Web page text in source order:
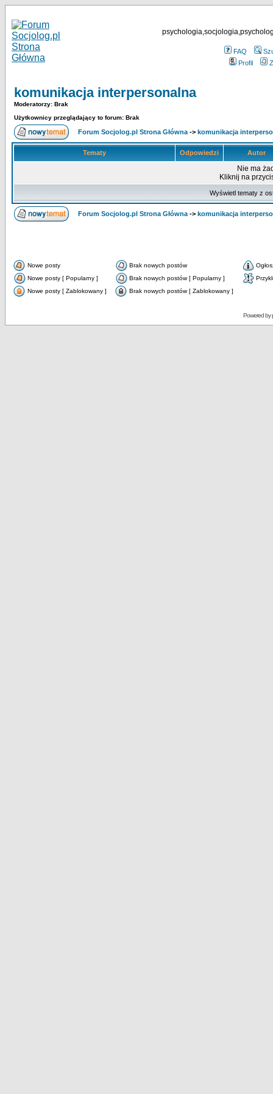
FAQ
Profil
komunikacja interpersonalna
Moderatorzy: Brak
Użytkownicy przeglądający to forum: Brak
Forum Socjolog.pl Strona Główna -> komunikacja
Tematy Odpowiedzi Autor
Nie ma
Kliknij na
Wyświetl tematy z
Forum Socjolog.pl Strona Główna -> komunikacja
Nowe posty Brak nowych postów
Nowe posty [ Popularny ]
Brak nowych postów [ Popularny ]
Nowe posty [ Zablokowany ]
Brak nowych postów [ Zablokowany ]
Powered by